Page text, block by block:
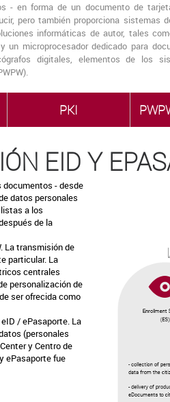
- en forma de un documento de
pero también proporciona sistemas
informáticas de autor, tales
un microprocesador dedicado para
digitales, elementos de los
PKI
EID Y
documentos - desde
datos personales
a los
de la
La transmisión de
particular. La
centrales
personalización de
ser ofrecida como
/ ePasaporte. La
(personales
y Centro de
ePasaporte fue